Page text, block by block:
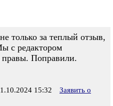
только за теплый отзыв,
с редактором
Поправили.
15:32
Заявить о